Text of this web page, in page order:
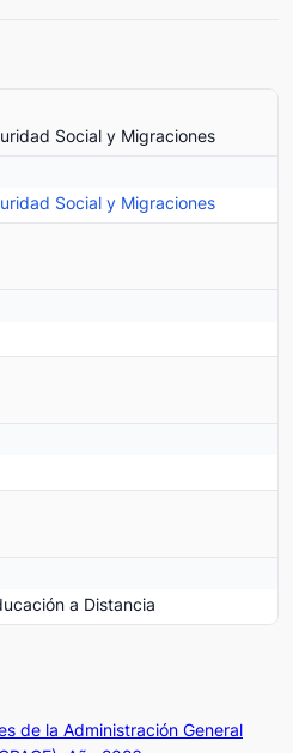
Social y Migraciones
Social y Migraciones
a Distancia
de la Administración General